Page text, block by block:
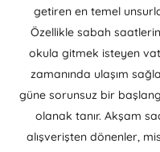
getiren en temel
Özellikle sabah
okula gitmek isteyen
zamanında ulaşım
güne sorunsuz bir
olanak tanır. Akşam
alışverişten dönenler,